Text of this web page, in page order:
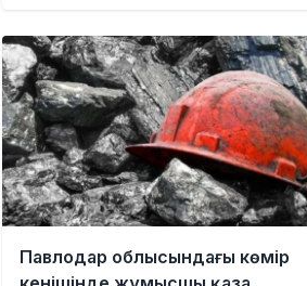
Павлодар облысындағы көмір